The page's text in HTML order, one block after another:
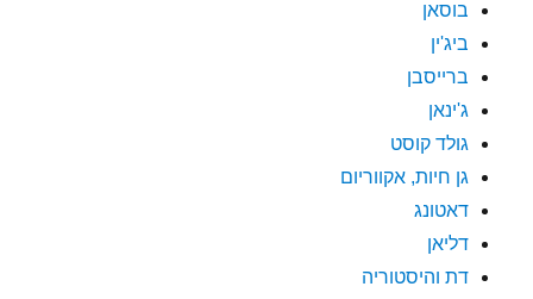
בוסאן
ביג'ין
ברייסבן
ג'ינאן
גולד קוסט
גן חיות, אקווריום
דאטונג
דליאן
דת והיסטוריה